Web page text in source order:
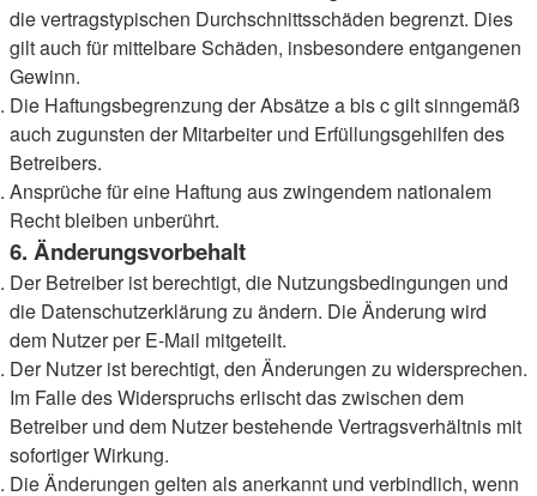
die vertragstypischen Durchschnittsschäden begrenzt. Dies
gilt auch für mittelbare Schäden, insbesondere entgangenen
Gewinn.
Die Haftungsbegrenzung der Absätze a bis c gilt sinngemäß
auch zugunsten der Mitarbeiter und Erfüllungsgehilfen des
Betreibers.
Ansprüche für eine Haftung aus zwingendem nationalem
Recht bleiben unberührt.
6. Änderungsvorbehalt
Der Betreiber ist berechtigt, die Nutzungsbedingungen und
die Datenschutzerklärung zu ändern. Die Änderung wird
dem Nutzer per E-Mail mitgeteilt.
Der Nutzer ist berechtigt, den Änderungen zu widersprechen.
Im Falle des Widerspruchs erlischt das zwischen dem
Betreiber und dem Nutzer bestehende Vertragsverhältnis mit
sofortiger Wirkung.
Die Änderungen gelten als anerkannt und verbindlich, wenn